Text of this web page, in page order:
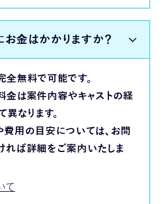
お金はかかりますか？
無料で可能です。
金は案件内容やキャストの経
異なります。
用の目安については、お問
れば詳細をご案内いたしま
て